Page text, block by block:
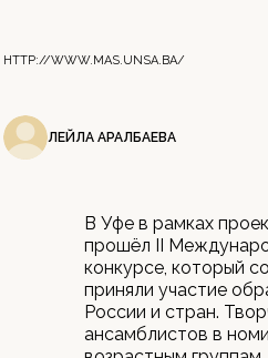
HTTP://WWW.MAS.UNSA.BA/
ЛЕЙЛА АРАЛБАЕВА
В Уфе в рамках
прошёл II
конкурсе, который
приняли участие
России и стран.
ансамблистов в